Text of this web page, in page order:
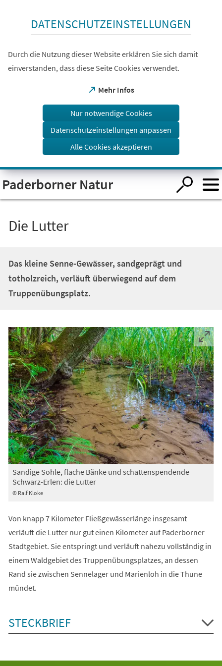
Visuelle
Assistenzsoftware
öffnen.
DATENSCHUTZEINSTELLUNGEN
Durch die Nutzung dieser Website erklären Sie sich damit
einverstanden, dass diese Seite Cookies verwendet.
Mehr Infos
(Öffnet
einem
Tab)
Nur notwendige Cookies
Datenschutzeinstellungen anpassen
Alle Cookies akzeptieren
Paderborner Natur
Die Lutter
Das kleine Senne-Gewässer, sandgeprägt und
totholzreich, verläuft überwiegend auf dem
Truppenübungsplatz.
© Ralf Kloke
Sandige Sohle, flache Bänke und schattenspendende
Schwarz-Erlen: die Lutter
Von knapp 7 Kilometer Fließgewässerlänge insgesamt
verläuft die Lutter nur gut einen Kilometer auf Paderborner
Stadtgebiet. Sie entspringt und verläuft nahezu vollständig in
einem Waldgebiet des Truppenübungsplatzes, an dessen
Rand sie zwischen Sennelager und Marienloh in die Thune
mündet.
STECKBRIEF